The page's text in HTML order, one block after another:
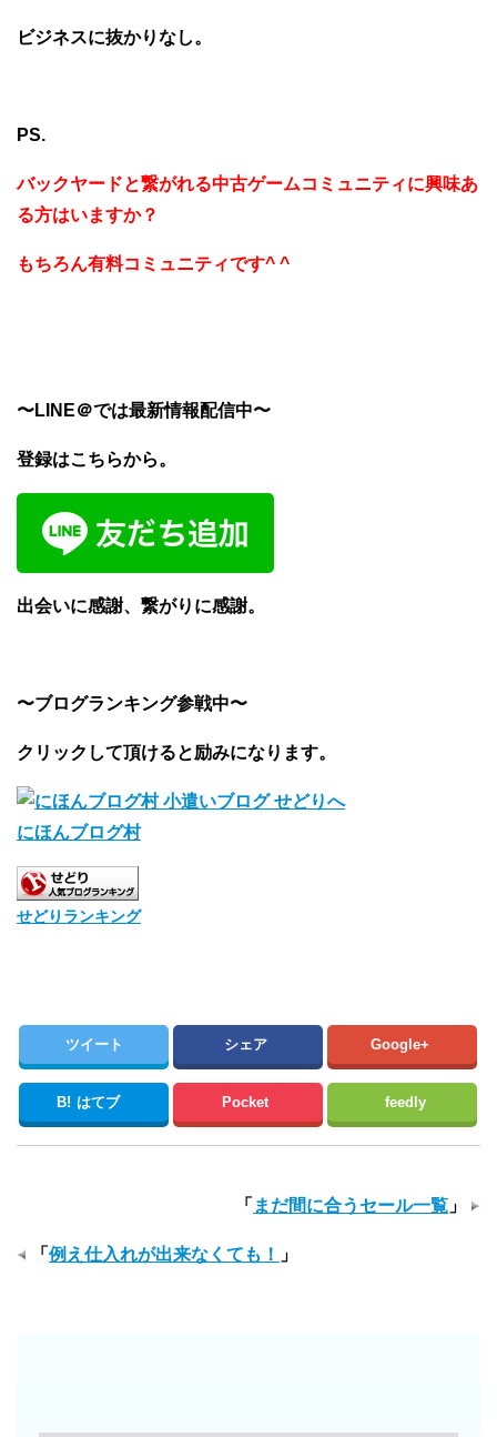
ビジネスに抜かりなし。
PS.
バックヤードと繋がれる中古ゲームコミュニティに興味あ
る方はいますか？
もちろん有料コミュニティです^ ^
〜LINE＠では最新情報配信中〜
登録はこちらから。
出会いに感謝、繋がりに感謝。
〜ブログランキング参戦中〜
クリックして頂けると励みになります。
にほんブログ村
せどりランキング
ツイート シェア Google+
B! はてブ Pocket feedly
「 まだ間に合うセール一覧 」
「 例え仕入れが出来なくても！ 」